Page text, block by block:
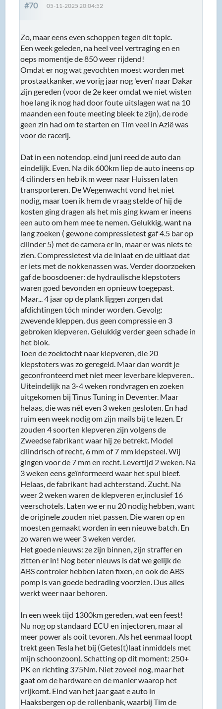
#70 05-11-2025 20:04:52
Zo, maar eens even schoppen tegen dit topic.
Een week geleden, na heel veel vertraging en en
oeps momentje de 850 weer rijdend!
Omdat er nog wat gevochten moest worden met
prostaatkanker, we vorig jaar nog 'even' naar Dakar
zijn gereden (voor de 2e keer omdat we niet wisten
hoe lang ik nog had door foute uitslagen wat na 10
maanden een foute meeting bleek te zijn), de rode
geen zin had om te starten en Tim veel in Azië was
voor de racerij.
Dat in een notendop. eind juni reed de auto dan
eindelijk. Even. Na dik 600km liep de auto ineens op
4 cilinders en heb ik m weer naar Huissen laten
transporteren. De Wegenwacht vond het niet
nodig, maar toen ik hem de vraag stelde of hij de
kosten ging dragen als het mis ging kwam er ineens
een auto om hem mee te nemen. Gelukkig, want na
lang zoeken ( gewone compressietest gaf 4.5 bar op
cilinder 5) met de camera er in, maar er was niets te
zien. Compressietest via de inlaat en de uitlaat dat
er iets met de nokkenassen was. Verder doorzoeken
gaf de boosdoener: de hydraulische klepstoters
waren goed bevonden en opnieuw toegepast.
Maar... 4 jaar op de plank liggen zorgen dat
afdichtingen tóch minder worden. Gevolg:
zwevende kleppen, dus geen compressie en 3
gebroken klepveren. Gelukkig verder geen schade in
het blok.
Toen de zoektocht naar klepveren, die 20
klepstoters was zo geregeld. Maar dan wordt je
geconfronteerd met niet meer leverbare klepveren..
Uiteindelijk na 3-4 weken rondvragen en zoeken
uitgekomen bij Tinus Tuning in Deventer. Maar
helaas, die was nét even 3 weken gesloten. En had
ruim een week nodig om zijn mails bij te lezen. Er
zouden 4 soorten klepveren zijn volgens de
Zweedse fabrikant waar hij ze betrekt. Model
cilindrisch of recht, 6 mm of 7 mm klepsteel. Wij
gingen voor de 7 mm en recht. Levertijd 2 weken. Na
3 weken eens geïnformeerd waar het spul bleef.
Helaas, de fabrikant had achterstand. Zucht. Na
weer 2 weken waren de klepveren er,inclusief 16
veerschotels. Laten we er nu 20 nodig hebben, want
de originele zouden niet passen. Die waren op en
moesten gemaakt worden in een nieuwe batch. En
zo waren we weer 3 weken verder.
Het goede nieuws: ze zijn binnen, zijn straffer en
zitten er in! Nog beter nieuws is dat we gelijk de
ABS controler hebben laten fixen, en ook de ABS
pomp is van goede bedrading voorzien. Dus alles
werkt weer naar behoren.
In een week tijd 1300km gereden, wat een feest!
Nu nog op standaard ECU en injectoren, maar al
meer power als ooit tevoren. Als het eenmaal loopt
trekt geen Tesla het bij (Getes(t)laat inmiddels met
mijn schoonzoon). Schatting op dit moment: 250+
PK en richting 375Nm. Niet zoveel nog, maar het
gaat om de hardware en de manier waarop het
vrijkomt. Eind van het jaar gaat e auto in
Haaksbergen op de rollenbank, waarbij Tim de